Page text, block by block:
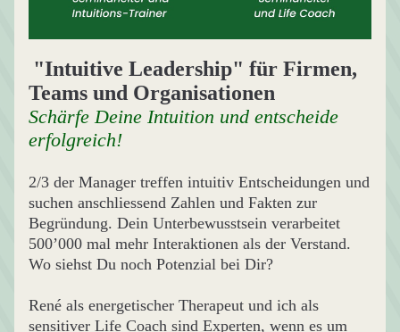
"Intuitive Leadership" für Firmen,
Teams und Organisationen
Schärfe Deine Intuition und entscheide
erfolgreich!
2/3 der Manager treffen intuitiv Entscheidungen und
suchen anschliessend Zahlen und Fakten zur
Begründung. Dein Unterbewusstsein verarbeitet
500’000 mal mehr Interaktionen als der Verstand.
Wo siehst Du noch Potenzial bei Dir?
René als energetischer Therapeut und ich als
sensitiver Life Coach sind Experten, wenn es um